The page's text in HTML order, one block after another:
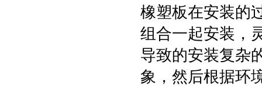
橡塑板在安装的
组合一起安装，
导致的安装复杂
象，然后根据环